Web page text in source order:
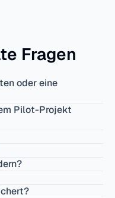
Fragen
oder eine
Pilot-Projekt